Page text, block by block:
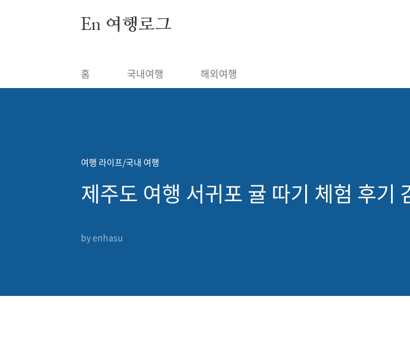
En 여행로그
홈 국내여행 해외여행
여행 라이프/국내 여행
제주도 여행 서귀포 귤 따기 체험 후기
by enhasu